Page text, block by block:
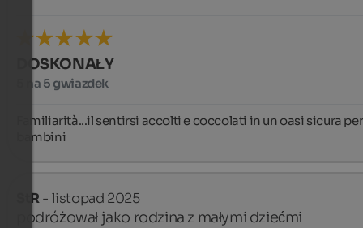
DOSKONAŁY
5 na 5 gwiazdek
Familiarità...il sentirsi accolti e coccolati in un oasi sicura
bambini
StR- listopad 2025
podróżował jako rodzina z małymi dziećmi